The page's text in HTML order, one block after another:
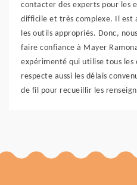
contacter des experts pour les
difficile et très complexe. Il est
les outils appropriés. Donc,
faire confiance à Mayer
expérimenté qui utilise tous les
respecte aussi les délais
de fil pour recueillir les